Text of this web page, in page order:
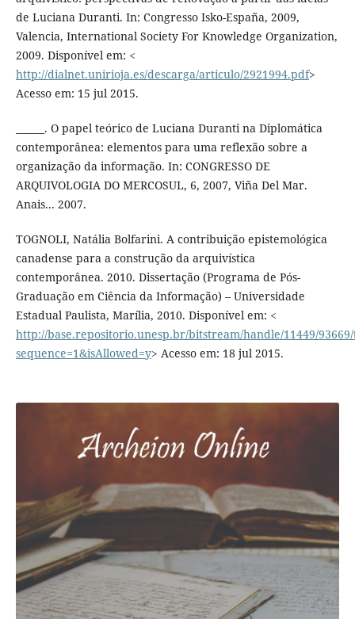
de Luciana Duranti. In: Congresso Isko-España, 2009,
Valencia, International Society For Knowledge Organization,
2009. Disponível em: <
http://dialnet.unirioja.es/descarga/articulo/2921994.pdf>
Acesso em: 15 jul 2015.
______. O papel teórico de Luciana Duranti na Diplomática
contemporânea: elementos para uma reflexão sobre a
organização da informação. In: CONGRESSO DE
ARQUIVOLOGIA DO MERCOSUL, 6, 2007, Viña Del Mar.
Anais... 2007.
TOGNOLI, Natália Bolfarini. A contribuição epistemológica
canadense para a construção da arquivística
contemporânea. 2010. Dissertação (Programa de Pós-
Graduação em Ciência da Informação) – Universidade
Estadual Paulista, Marília, 2010. Disponível em: <
http://base.repositorio.unesp.br/bitstream/handle/11449/
sequence=1&isAllowed=y> Acesso em: 18 jul 2015.